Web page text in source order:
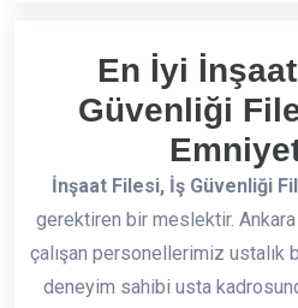
En İyi
Güvenliği
İnşaat Filesi, İş Güvenliği
gerektiren bir meslektir.
çalışan personellerimiz ustalık
deneyim sahibi usta